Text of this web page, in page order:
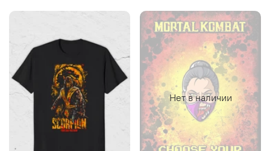
Нет в наличии